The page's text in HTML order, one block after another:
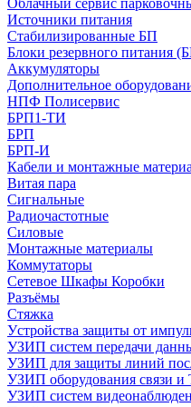
Облачный сервис
Источники питания
Стабилизированные БП
Блоки резервного питания
Аккумуляторы
Дополнительное
НПФ Полисервис
БРП1-ТИ
БРП
БРП-И
Кабели и монтажные
Витая пара
Сигнальные
Радиочастотные
Силовые
Монтажные материалы
Коммутаторы
Сетевое Шкафы Коробки
Разъёмы
Стяжка
Уcтройства защиты от
УЗИП систем передачи
УЗИП для защиты линий
УЗИП оборудования связи
УЗИП систем